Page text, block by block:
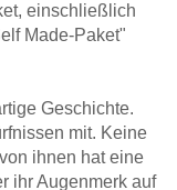
einschließlich
Made-Paket"
Geschichte.
mit. Keine
ihnen hat eine
ihr Augenmerk auf